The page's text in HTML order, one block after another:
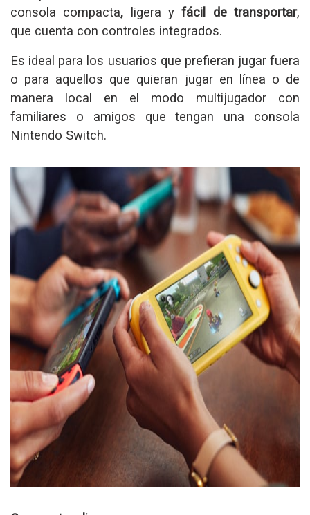
consola compacta, ligera y fácil de transportar,
que cuenta con controles integrados.
Es ideal para los usuarios que prefieran jugar fuera
o para aquellos que quieran jugar en línea o de
manera local en el modo multijugador con
familiares o amigos que tengan una consola
Nintendo Switch.